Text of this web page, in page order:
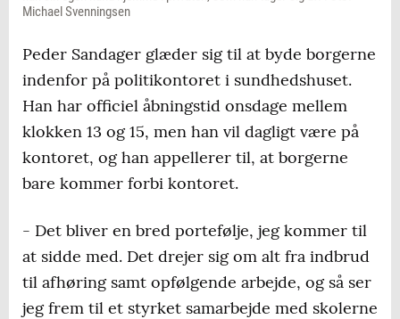
Michael Svenningsen
Peder Sandager glæder sig til at byde borgerne
indenfor på politikontoret i sundhedshuset.
Han har officiel åbningstid onsdage mellem
klokken 13 og 15, men han vil dagligt være på
kontoret, og han appellerer til, at borgerne
bare kommer forbi kontoret.
- Det bliver en bred portefølje, jeg kommer til
at sidde med. Det drejer sig om alt fra indbrud
til afhøring samt opfølgende arbejde, og så ser
jeg frem til et styrket samarbejde med skolerne